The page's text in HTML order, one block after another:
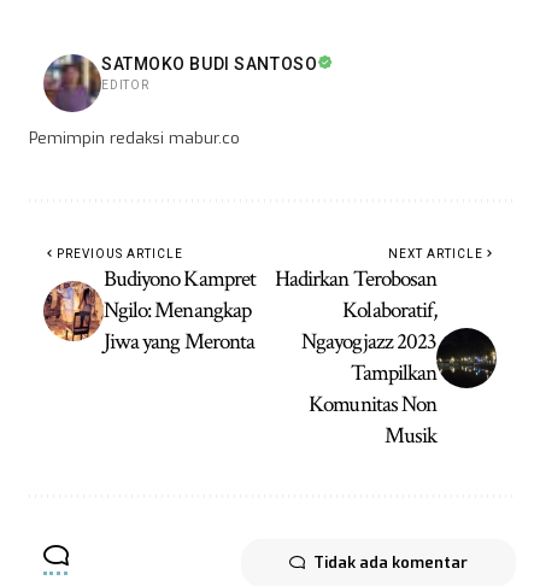
SATMOKO BUDI SANTOSO
EDITOR
Pemimpin redaksi mabur.co
PREVIOUS ARTICLE
Budiyono Kampret
Ngilo: Menangkap
Jiwa yang Meronta
NEXT ARTICLE
Hadirkan Terobosan
Kolaboratif,
Ngayogjazz 2023
Tampilkan
Komunitas Non
Musik
Tidak ada komentar